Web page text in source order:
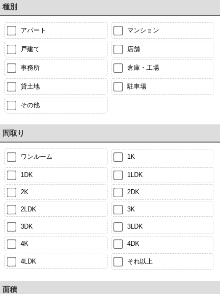
種別
アパート マンション
戸建て 店舗
事務所 倉庫・工場
貸土地 駐車場
その他
間取り
ワンルーム 1K
1DK 1LDK
2K 2DK
2LDK 3K
3DK 3LDK
4K 4DK
4LDK それ以上
面積